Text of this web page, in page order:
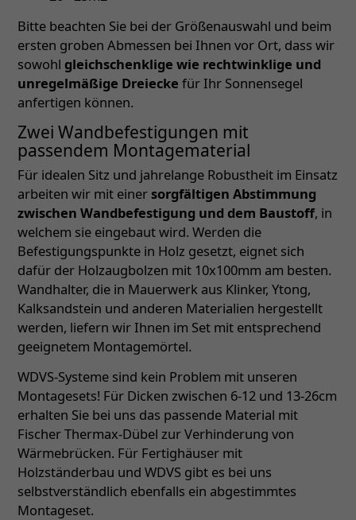
Bitte beachten Sie bei der Größenauswahl und beim
ersten groben Abmessen bei Ihnen vor Ort, dass wir
sowohl gleichschenklige wie rechtwinklige und
unregelmäßige Dreiecke für Ihr Sonnensegel
anfertigen können.
Zwei Wandbefestigungen mit
passendem Montagematerial
Für idealen Sitz und jahrelange Robustheit im Einsatz
arbeiten wir mit einersorgfältigen Abstimmung
zwischen Wandbefestigung und dem Baustoff, in
welchem sie eingebaut wird. Werden die
Befestigungspunkte in Holz gesetzt, eignet sich
dafür der Holzaugbolzen mit 10x100mm am besten.
Wandhalter, die in Mauerwerk aus Klinker, Ytong,
Kalksandstein und anderen Materialien hergestellt
werden, liefern wir Ihnen im Set mit entsprechend
geeignetem Montagemörtel.
WDVS-Systeme sind kein Problem mit unseren
Montagesets! Für Dicken zwischen 6-12 und 13-26cm
erhalten Sie bei uns das passende Material mit
Fischer Thermax-Dübel zur Verhinderung von
Wärmebrücken. Für Fertighäuser mit
Holzständerbau und WDVS gibt es bei uns
selbstverständlich ebenfalls ein abgestimmtes
Montageset.